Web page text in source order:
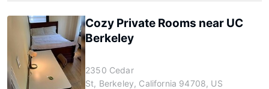
Cozy Private Rooms near UC
Berkeley
2350 Cedar
St, Berkeley, California 94708, US